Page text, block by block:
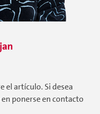
el artículo. Si desea
ponerse en contacto